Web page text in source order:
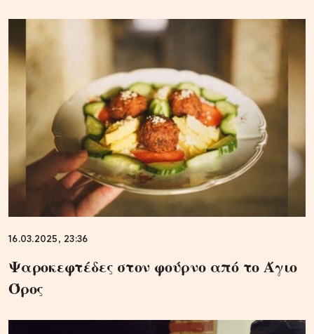
16.03.2025, 23:36
Ψαροκεφτέδες στον φούρνο από το Άγιο
Όρος